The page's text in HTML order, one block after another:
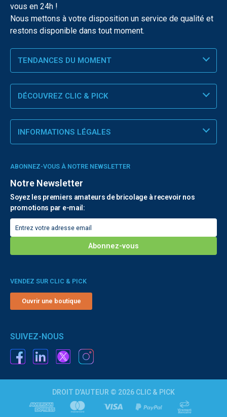
vous en 24h !
Nous mettons à votre disposition un service de qualité et
restons disponible dans tout moment.
TENDANCES DU MOMENT
DÉCOUVREZ CLIC & PICK
INFORMATIONS LÉGALES
ABONNEZ-VOUS À NOTRE NEWSLETTER
Notre Newsletter
Soyez les premiers amateurs de bricolage à recevoir nos
promotions par e-mail:
VENDEZ SUR CLIC & PICK
Ouvrir une boutique
SUIVEZ-NOUS
DROIT D'AUTEUR © 2026 CLIC & PICK